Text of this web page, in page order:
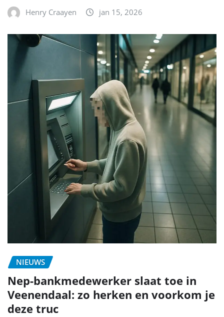
Henry Craayen jan 15, 2026
NIEUWS
Nep-bankmedewerker slaat toe in
Veenendaal: zo herken en voorkom je
deze truc